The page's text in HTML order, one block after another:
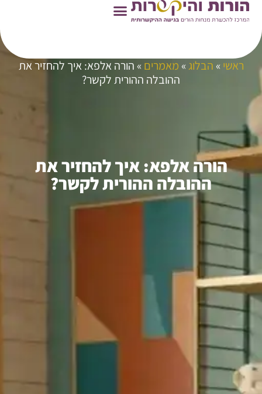
ראשי » הבלוג» מאמרים » הורה אלפא: איך להחזיר את
ההובלה ההורית לקשר?
הורה אלפא: איך להחזיר את
ההובלה ההורית לקשר?